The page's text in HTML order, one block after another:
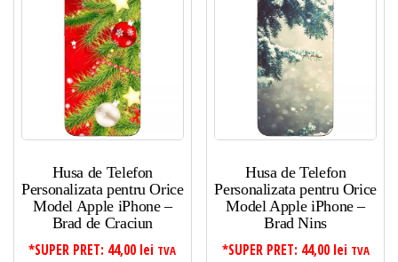
Husa de Telefon
Personalizata pentru Orice
Model Apple iPhone –
Brad de Craciun
*SUPER PRET: 44,00 lei TVA
Husa de Telefon
Personalizata pentru Orice
Model Apple iPhone –
Brad Nins
*SUPER PRET: 44,00 lei TVA